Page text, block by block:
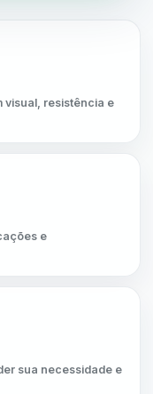
visual, resistência e
e
sua necessidade e